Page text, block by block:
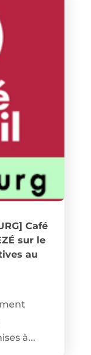
Café
sur le
au
à...